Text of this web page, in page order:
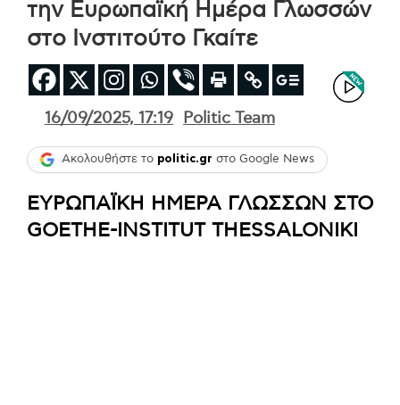
την Ευρωπαϊκή Ημέρα Γλωσσών
στο Ινστιτούτο Γκαίτε
16/09/2025, 17:19 Politic Team
Ακολουθήστε το politic.gr στο Google News
ΕΥΡΩΠΑΪΚΗ ΗΜΕΡΑ ΓΛΩΣΣΩΝ ΣΤΟ
GOETHE-INSTITUT THESSALONIKI